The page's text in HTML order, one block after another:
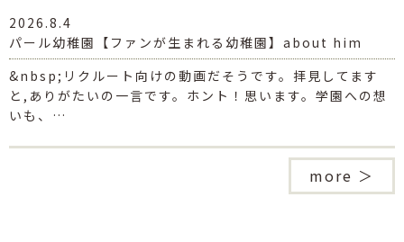
2026.8.4
パール幼稚園【ファンが生まれる幼稚園】about him
&nbsp;リクルート向けの動画だそうです。拝見してます
と,ありがたいの一言です。ホント！思います。学園への想
いも、…
more ＞